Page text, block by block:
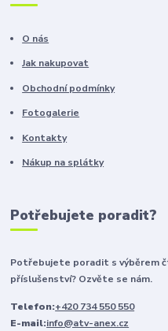
O nás
Jak nakupovat
Obchodní podmínky
Fotogalerie
Kontakty
Nákup na splátky
Potřebujete poradit?
Potřebujete poradit s výběrem
příslušenství? Ozvěte se nám.
Telefon:+420 734 550 550
E-mail:info@atv-anex.cz